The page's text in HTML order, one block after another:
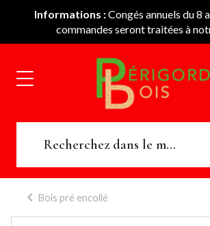
Informations :Congés annuels du 8
commandes seront traitées à
Bois pré encollé